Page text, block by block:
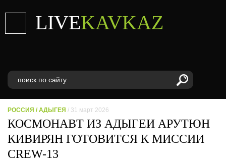
LIVEKAVKAZ
РОССИЯ /АДЫГЕЯ / 31 март 2026
КОСМОНАВТ ИЗ АДЫГЕИ АРУТЮН
КИВИРЯН ГОТОВИТСЯ К МИССИИ
CREW-13